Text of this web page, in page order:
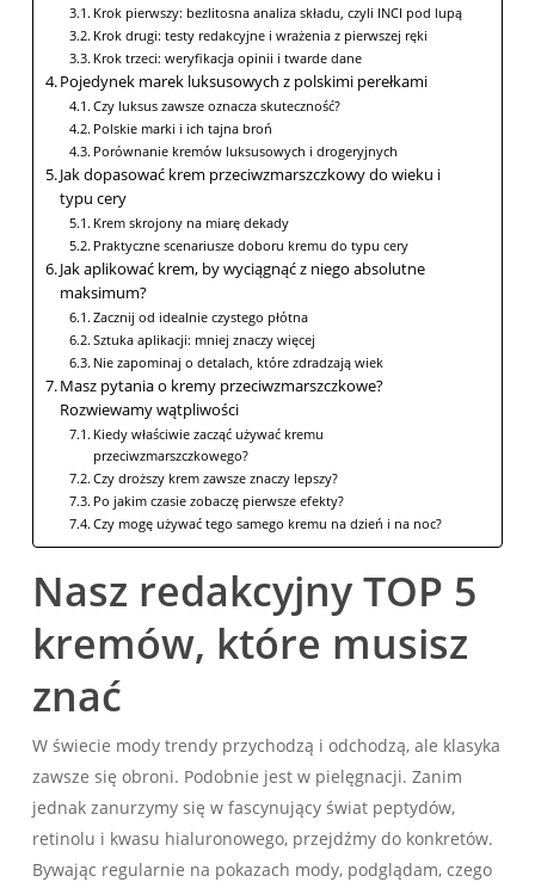
Krok pierwszy: bezlitosna analiza składu, czyli INCI pod lupą
Krok drugi: testy redakcyjne i wrażenia z pierwszej ręki
Krok trzeci: weryfikacja opinii i twarde dane
Pojedynek marek luksusowych z polskimi perełkami
Czy luksus zawsze oznacza skuteczność?
Polskie marki i ich tajna broń
Porównanie kremów luksusowych i drogeryjnych
Jak dopasować krem przeciwzmarszczkowy do wieku i
typu cery
Krem skrojony na miarę dekady
Praktyczne scenariusze doboru kremu do typu cery
Jak aplikować krem, by wyciągnąć z niego absolutne
maksimum?
Zacznij od idealnie czystego płótna
Sztuka aplikacji: mniej znaczy więcej
Nie zapominaj o detalach, które zdradzają wiek
Masz pytania o kremy przeciwzmarszczkowe?
Rozwiewamy wątpliwości
Kiedy właściwie zacząć używać kremu
przeciwzmarszczkowego?
Czy droższy krem zawsze znaczy lepszy?
Po jakim czasie zobaczę pierwsze efekty?
Czy mogę używać tego samego kremu na dzień i na noc?
Nasz redakcyjny TOP 5
kremów, które musisz
znać
W świecie mody trendy przychodzą i odchodzą, ale klasyka
zawsze się obroni. Podobnie jest w pielęgnacji. Zanim
jednak zanurzymy się w fascynujący świat peptydów,
retinolu i kwasu hialuronowego, przejdźmy do konkretów.
Bywając regularnie na pokazach mody, podglądam, czego